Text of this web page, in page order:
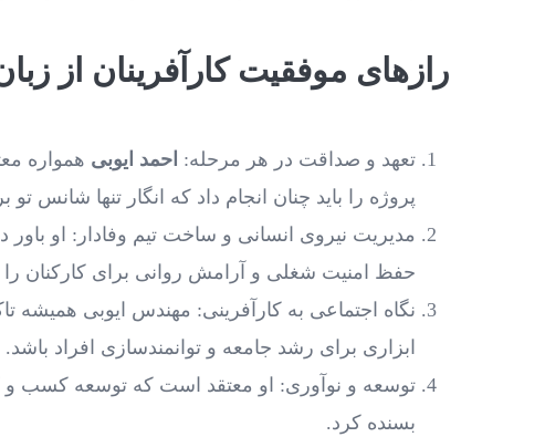
رازهای موفقیت کارآفرینان از
تعهد و صداقت در هر مرحله: احمد ایوبی همواره
پروژه را باید چنان انجام داد که انگار تنها شانس
مدیریت نیروی انسانی و ساخت تیم وفادار: او
حفظ امنیت شغلی و آرامش روانی برای کارکنان
نگاه اجتماعی به کارآفرینی: مهندس ایوبی همیشه
ابزاری برای رشد جامعه و توانمندسازی افراد باشد.
توسعه و نوآوری: او معتقد است که توسعه کسب ‌و
بسنده کرد.